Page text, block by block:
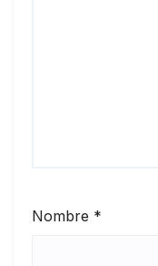
Nombre *